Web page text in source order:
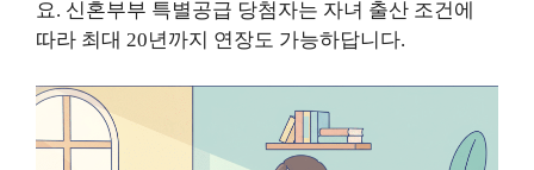
요. 신혼부부 특별공급 당첨자는 자녀 출산 조건에
따라 최대 20년까지 연장도 가능하답니다.